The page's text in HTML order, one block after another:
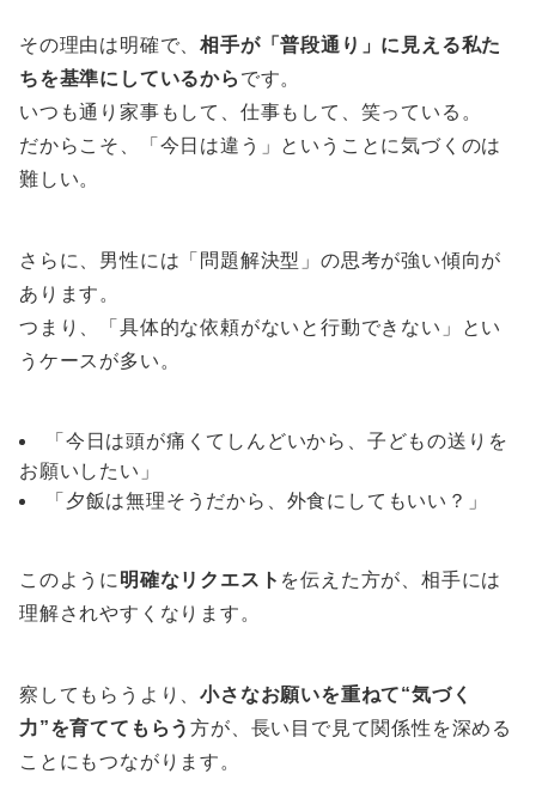
その理由は明確で、相手が「普段通り」に見える私た
ちを基準にしているから です。
いつも通り家事もして、仕事もして、笑っている。
だからこそ、「今日は違う」ということに気づくのは
難しい。
さらに、男性には「問題解決型」の思考が強い傾向が
あります。
つまり、「具体的な依頼がないと行動できない」とい
うケースが多い。
「今日は頭が痛くてしんどいから、子どもの送りを
お願いしたい」
「夕飯は無理そうだから、外食にしてもいい？」
このように 明確なリクエスト を伝えた方が、相手には
理解されやすくなります。
察してもらうより、小さなお願いを重ねて“気づく
力”を育ててもらう方が、長い目で見て関係性を深める
ことにもつながります。